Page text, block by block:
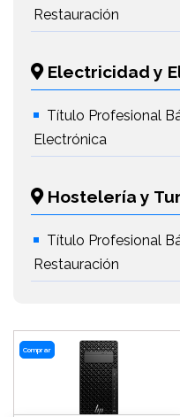
Restauración
Electricidad y
Título Profesional
Electrónica
Hostelería y
Título Profesional
Restauración
Comprar